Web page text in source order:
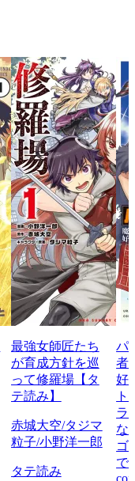
最強女師匠たち
が育成方針を巡
って修羅場【タ
テ読み】
赤城大空/タジマ
粒子/小野洋一郎
タテ読み
パ
者
好
ト
ラ
な
ゴ
で